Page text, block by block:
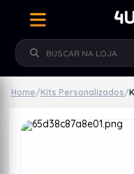
Home/Kits Personalizados/